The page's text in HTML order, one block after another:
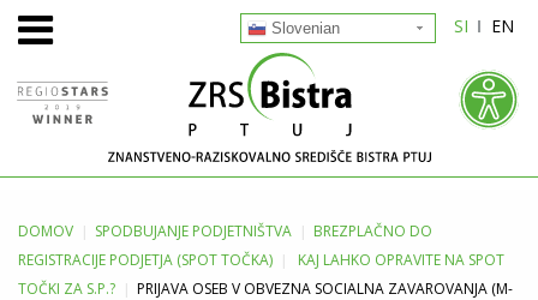
SI EN
Slovenian
DOMOV SPODBUJANJE PODJETNIŠTVA
BREZPLAČNO DO
REGISTRACIJE PODJETJA (SPOT TOČKA)
KAJ LAHKO OPRAVITE NA SPOT
TOČKI ZA S.P.?
PRIJAVA OSEB V OBVEZNA SOCIALNA ZAVAROVANJA (M-